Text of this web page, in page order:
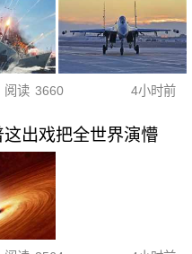
阅读 3660 4小时前
这出戏把全世界演懵